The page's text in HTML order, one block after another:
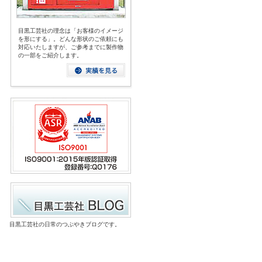
目黒工芸社の理念は「お客様のイメージ
を形にする」。どんな形状のご依頼にも
対応いたしますが、ご参考までに製作物
の一部をご紹介します。
目黒工芸社の日常のつぶやきブログです。